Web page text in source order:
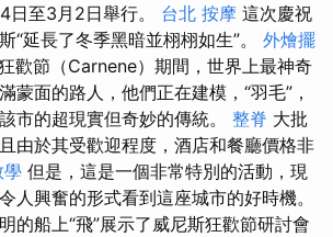
日至3月2日舉行。 台北 按摩 這次慶祝
“延長了冬季黑暗並栩栩如生”。 外燴擺
歡節（Carnene）期間，世界上最神奇
蒙面的路人，他們正在建模，“羽毛”，
市的超現實但奇妙的傳統。 整脊 大批
由於其受歡迎程度，酒店和餐廳價格非
學 但是，這是一個非常特別的活動，現
人興奮的形式看到這座城市的好時機。
的船上“飛”展示了威尼斯狂歡節研討會